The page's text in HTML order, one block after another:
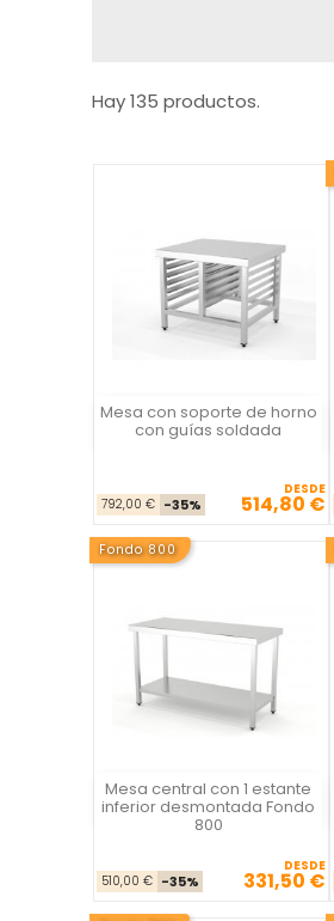
Hay 135 productos.
Mesa con soporte de horno
con guías soldada
Precio base
792,00 € -35% Precio
DESDE
514,80 €
La Casa del Chef
Fondo 800
Mesa central con 1 estante
inferior desmontada Fondo
800
Precio base
510,00 € -35% Precio
DESDE
331,50 €
La Casa del Chef